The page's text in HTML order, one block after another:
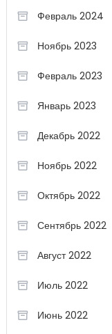
Февраль 2024
Ноябрь 2023
Февраль 2023
Январь 2023
Декабрь 2022
Ноябрь 2022
Октябрь 2022
Сентябрь 2022
Август 2022
Июль 2022
Июнь 2022